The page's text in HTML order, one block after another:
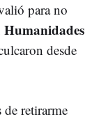
para no
Humanidades
desde
retirarme